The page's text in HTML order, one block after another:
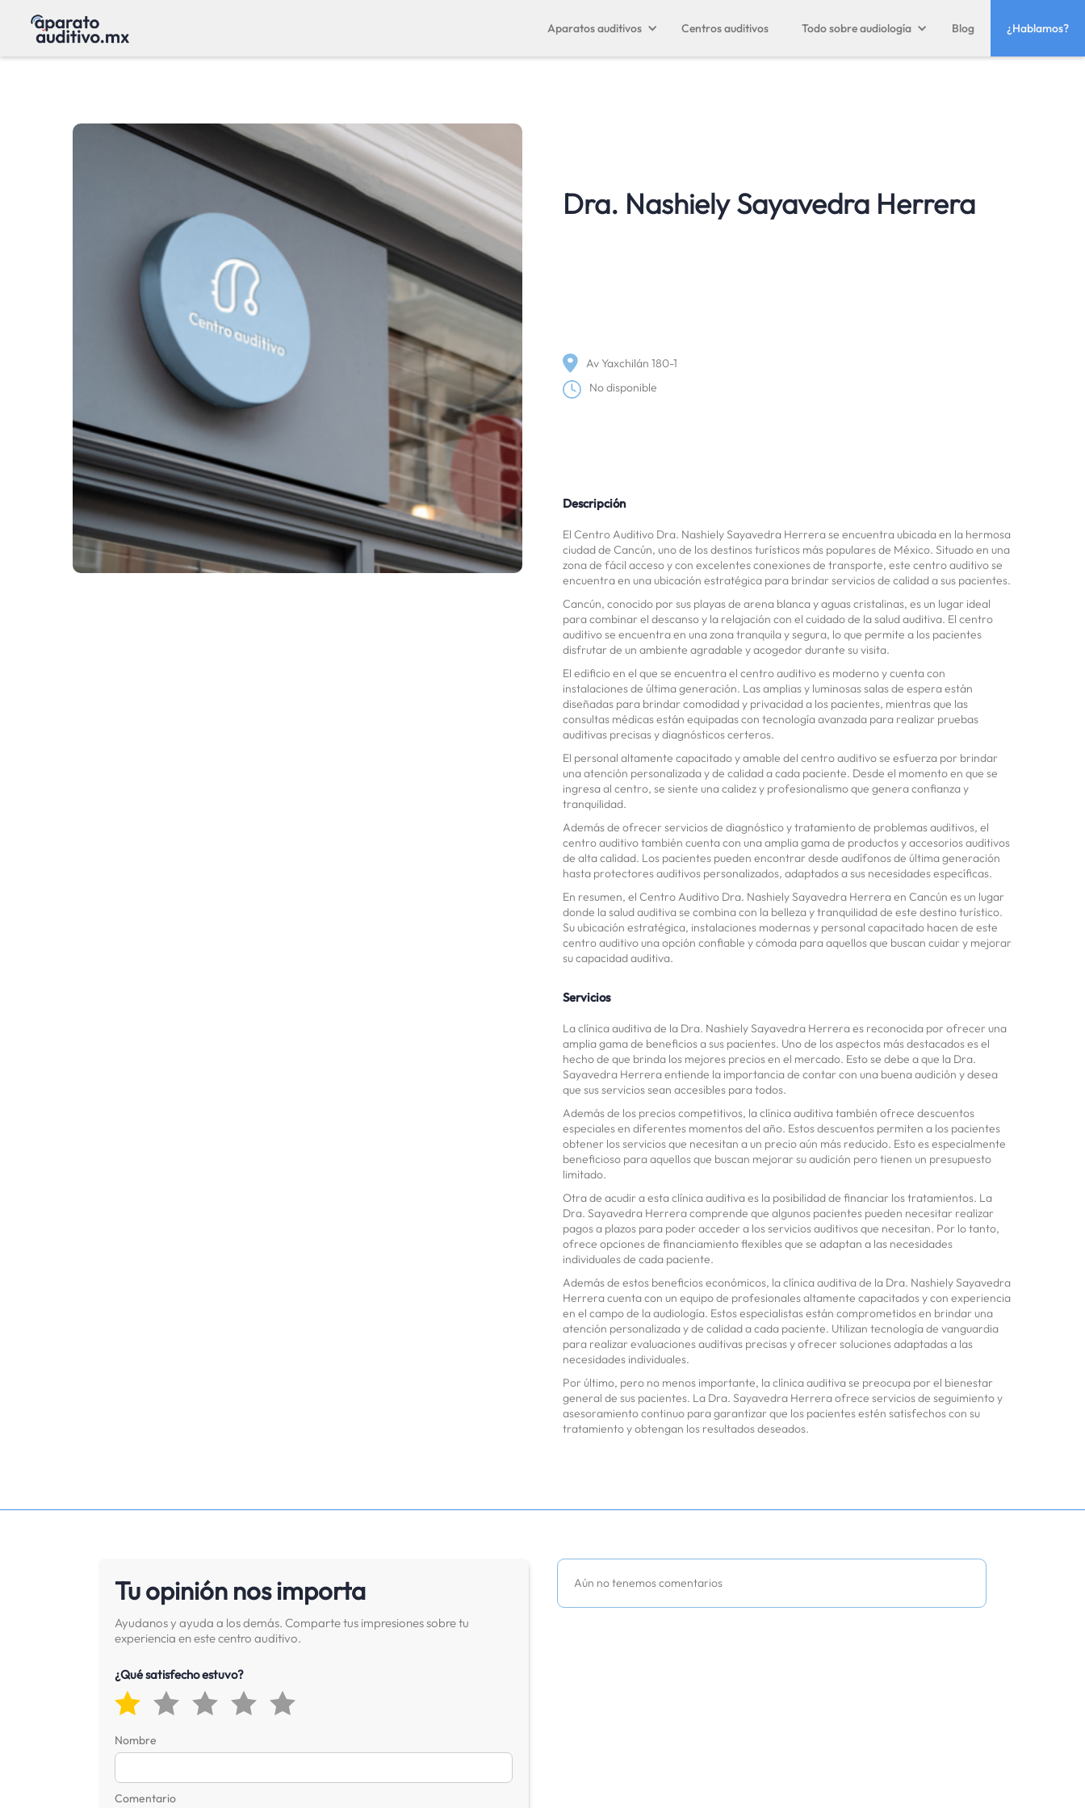
Aparatos auditivos Centros auditivos Todo sobre audiología Blog ¿Hablamos?
Dra. Nashiely Sayavedra Herrera
Av Yaxchilán 180-1
No disponible
Descripción
El Centro Auditivo Dra. Nashiely Sayavedra Herrera se encuentra ubicada en la hermosa
ciudad de Cancún, uno de los destinos turísticos más populares de México. Situado en una
zona de fácil acceso y con excelentes conexiones de transporte, este centro auditivo se
encuentra en una ubicación estratégica para brindar servicios de calidad a sus pacientes.
Cancún, conocido por sus playas de arena blanca y aguas cristalinas, es un lugar ideal
para combinar el descanso y la relajación con el cuidado de la salud auditiva. El centro
auditivo se encuentra en una zona tranquila y segura, lo que permite a los pacientes
disfrutar de un ambiente agradable y acogedor durante su visita.
El edificio en el que se encuentra el centro auditivo es moderno y cuenta con
instalaciones de última generación. Las amplias y luminosas salas de espera están
diseñadas para brindar comodidad y privacidad a los pacientes, mientras que las
consultas médicas están equipadas con tecnología avanzada para realizar pruebas
auditivas precisas y diagnósticos certeros.
El personal altamente capacitado y amable del centro auditivo se esfuerza por brindar
una atención personalizada y de calidad a cada paciente. Desde el momento en que se
ingresa al centro, se siente una calidez y profesionalismo que genera confianza y
tranquilidad.
Además de ofrecer servicios de diagnóstico y tratamiento de problemas auditivos, el
centro auditivo también cuenta con una amplia gama de productos y accesorios auditivos
de alta calidad. Los pacientes pueden encontrar desde audífonos de última generación
hasta protectores auditivos personalizados, adaptados a sus necesidades específicas.
En resumen, el Centro Auditivo Dra. Nashiely Sayavedra Herrera en Cancún es un lugar
donde la salud auditiva se combina con la belleza y tranquilidad de este destino turístico.
Su ubicación estratégica, instalaciones modernas y personal capacitado hacen de este
centro auditivo una opción confiable y cómoda para aquellos que buscan cuidar y mejorar
su capacidad auditiva.
Servicios
La clínica auditiva de la Dra. Nashiely Sayavedra Herrera es reconocida por ofrecer una
amplia gama de beneficios a sus pacientes. Uno de los aspectos más destacados es el
hecho de que brinda los mejores precios en el mercado. Esto se debe a que la Dra.
Sayavedra Herrera entiende la importancia de contar con una buena audición y desea
que sus servicios sean accesibles para todos.
Además de los precios competitivos, la clínica auditiva también ofrece descuentos
especiales en diferentes momentos del año. Estos descuentos permiten a los pacientes
obtener los servicios que necesitan a un precio aún más reducido. Esto es especialmente
beneficioso para aquellos que buscan mejorar su audición pero tienen un presupuesto
limitado.
Otra de acudir a esta clínica auditiva es la posibilidad de financiar los tratamientos. La
Dra. Sayavedra Herrera comprende que algunos pacientes pueden necesitar realizar
pagos a plazos para poder acceder a los servicios auditivos que necesitan. Por lo tanto,
ofrece opciones de financiamiento flexibles que se adaptan a las necesidades
individuales de cada paciente.
Además de estos beneficios económicos, la clínica auditiva de la Dra. Nashiely Sayavedra
Herrera cuenta con un equipo de profesionales altamente capacitados y con experiencia
en el campo de la audiología. Estos especialistas están comprometidos en brindar una
atención personalizada y de calidad a cada paciente. Utilizan tecnología de vanguardia
para realizar evaluaciones auditivas precisas y ofrecer soluciones adaptadas a las
necesidades individuales.
Por último, pero no menos importante, la clínica auditiva se preocupa por el bienestar
general de sus pacientes. La Dra. Sayavedra Herrera ofrece servicios de seguimiento y
asesoramiento continuo para garantizar que los pacientes estén satisfechos con su
tratamiento y obtengan los resultados deseados.
Tu opinión nos importa
Ayudanos y ayuda a los demás. Comparte tus impresiones sobre tu
experiencia en este centro auditivo.
¿Qué satisfecho estuvo?
Nombre
Comentario
Aún no tenemos comentarios